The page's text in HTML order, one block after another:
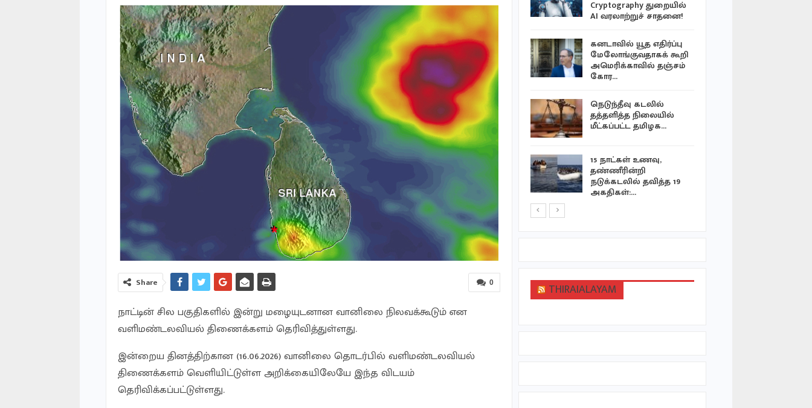
0
Share
நாட்டின் சில பகுதிகளில் இன்று மழையுடனான வானிலை நிலவக்கூடும் என
வளிமண்டலவியல் திணைக்களம் தெரிவித்துள்ளது.
இன்றைய தினத்திற்கான (16.06.2026) வானிலை தொடர்பில் வளிமண்டலவியல்
திணைக்களம் வெளியிட்டுள்ள அறிக்கையிலேயே இந்த விடயம்
தெரிவிக்கப்பட்டுள்ளது.
‘கலாசாலையாக’
மாறியுள்ளது…
ஈரான் விவகாரம்: 48 மணி
நேரங்களில் தெரியும்:
டொனால்டு டிரம்ப்
இழப்பீட்டு தொகையை
குறிப்பிடாது சத்திய
கடதாசியில் கையொப்பம்
வாங்க…
சண்டிபுரா வைரஸ் பாதிப்பு
குழந்தைகள்…
Cryptography துறையில்
AI வரலாற்றுச் சாதனை!
கனடாவில் யூத எதிர்ப்பு
மேலோங்குவதாகக் கூறி
அமெரிக்காவில் தஞ்சம்
கோர…
நெடுந்தீவு கடலில்
தத்தளித்த நிலையில்
மீட்கப்பட்ட தமிழக…
15 நாட்கள் உணவு,
தண்ணீரின்றி
நடுக்கடலில் தவித்த 19
அகதிகள்:…
THIRAIALAYAM